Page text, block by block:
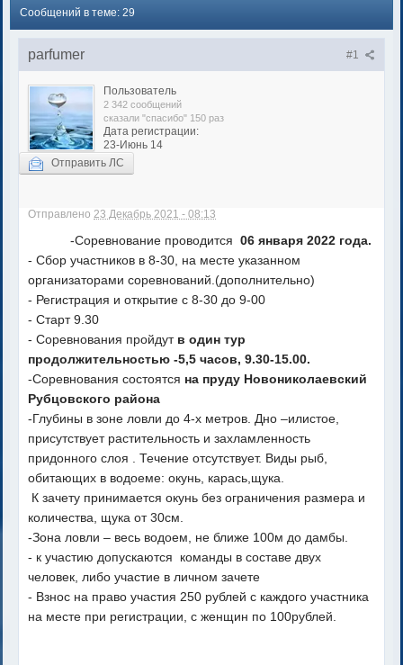
Сообщений в теме: 29
#1
parfumer
Пользователь
2 342 сообщений
сказали "спасибо" 150 раз
Дата регистрации:
23-Июнь 14
Отправить ЛС
Отправлено23 Декабрь 2021 - 08:13
-Соревнование проводится 06 января 2022 года.
- Сбор участников в 8-30, на месте указанном
организаторами соревнований.(дополнительно)
- Регистрация и открытие с 8-30 до 9-00
- Старт 9.30
- Соревнования пройдут в один тур
продолжительностью -5,5 часов, 9.30-15.00.
-Соревнования состоятся на пруду Новониколаевский
Рубцовского района
-Глубины в зоне ловли до 4-х метров. Дно –илистое,
присутствует растительность и захламленность
придонного слоя . Течение отсутствует. Виды рыб,
обитающих в водоеме: окунь, карась,щука.
К зачету принимается окунь без ограничения размера и
количества, щука от 30см.
-Зона ловли – весь водоем, не ближе 100м до дамбы.
- к участию допускаются команды в составе двух
человек, либо участие в личном зачете
- Взнос на право участия 250 рублей с каждого участника
на месте при регистрации, с женщин по 100рублей.